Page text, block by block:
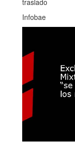
traslado
Infobae